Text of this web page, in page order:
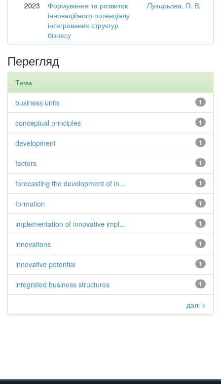
2023
Формування та розвиток
інноваційного потенціалу
інтегрованих структур
бізнесу
Пузирьова, П. В.
Перегляд
Тема
1
business units
1
conceptual principles
1
development
1
factors
1
forecasting the development of in...
1
formation
1
implementation of innovative impl...
1
innovations
1
innovative potential
1
integrated business structures
далі >